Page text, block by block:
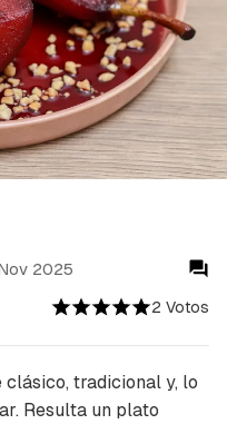
2 Votos
2025
tradicional y, lo
Resulta un plato